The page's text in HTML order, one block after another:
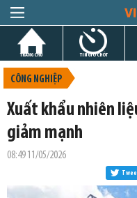
TRANG CHỦ TIN GIỜ CHÓT
CÔNG NGHIỆP
Xuất khẩu nhiên
giảm mạnh
08:49 11/05/2026